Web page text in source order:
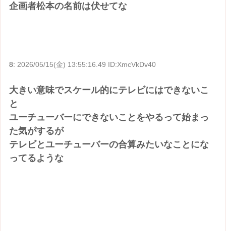
企画者松本の名前は伏せてな
8: 2026/05/15(金) 13:55:16.49 ID:XmcVkDv40
大きい意味でスケール的にテレビにはできないこ
と
ユーチューバーにできないことをやるって始まっ
た気がするが
テレビとユーチューバーの合算みたいなことにな
ってるような